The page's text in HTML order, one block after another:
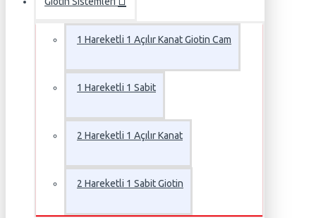
1 Hareketli 1 Açılır Kanat Giotin Cam
1 Hareketli 1 Sabit
2 Hareketli 1 Açılır Kanat
2 Hareketli 1 Sabit Giotin